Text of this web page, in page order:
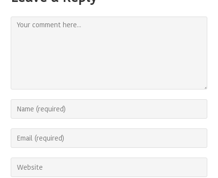
Comment
your
username
comment
your
address
your